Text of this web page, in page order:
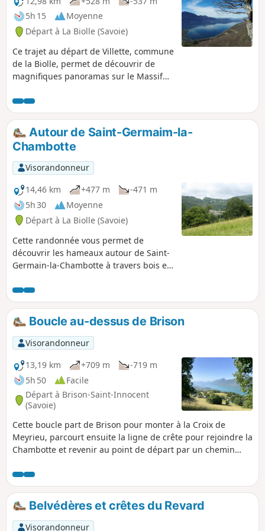
5h 15
Moyenne
Départ à La Biolle (Savoie)
Ce trajet au départ de Villette, commune
de la Biolle, permet de découvrir de
magnifiques panoramas sur le Massif
à la nouvelle Croix de Meyrieu (Lac du
Bourget, Aix-les-Bains et les massifs
environnants. Le retour se fait par un
sentier très peu fréquenté et non balisé
mais avec l'application Visorando pas de
soucis.
Autour de Saint-Germaim-la-
Chambotte
Visorandonneur
14,46 km
+477 m
-471 m
5h 30
Moyenne
Départ à La Biolle (Savoie)
Cette randonnée vous permet de
découvrir les hameaux autour de Saint-
Germain-la-Chambotte à travers bois et
panoramas.
Boucle au-dessus de Brison
Visorandonneur
13,19 km
+709 m
-719 m
5h 50
Facile
Départ à Brison-Saint-Innocent
(Savoie)
Cette boucle part de Brison pour monter à la Croix de
Meyrieu, parcourt ensuite la ligne de crête pour rejoindre la
Chambotte et revenir au point de départ par un chemin
belvédères sur le Lac du Bourget.
Belvédères et crêtes du Revard
Visorandonneur